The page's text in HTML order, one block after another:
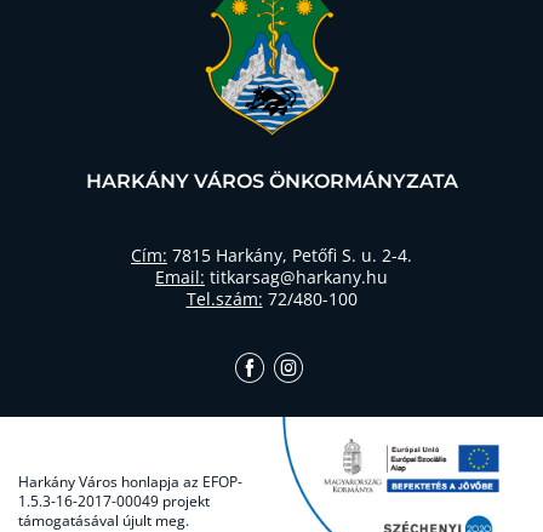
HARKÁNY VÁROS ÖNKORMÁNYZATA
Cím: 7815 Harkány, Petőfi S. u. 2-4.
Email: titkarsag@harkany.hu
Tel.szám: 72/480-100
Harkány Város honlapja az EFOP-
1.5.3-16-2017-00049 projekt
támogatásával újult meg.